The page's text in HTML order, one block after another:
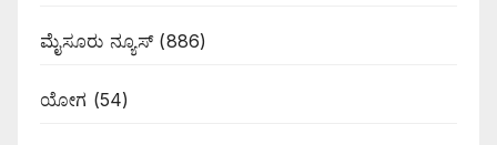
ಮೈಸೂರು ನ್ಯೂಸ್(886)
ಯೋಗ (54)